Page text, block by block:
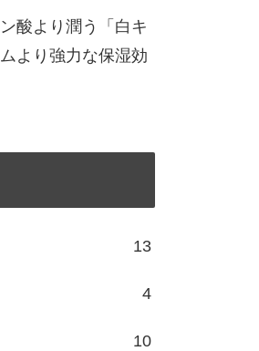
酸より潤う「白キ
より強力な保湿効
13
4
10